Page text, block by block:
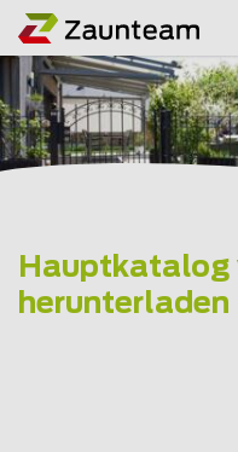
Hauptkatalog
herunterladen